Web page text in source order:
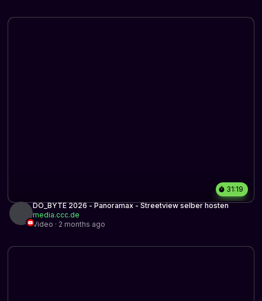
31:19
DO_BYTE 2026 - Panoramax - Streetview selber hosten
media.ccc.de
Video · 2 months ago